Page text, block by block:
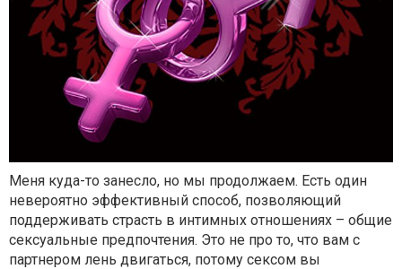
Меня куда-то занесло, но мы продолжаем. Есть один
невероятно эффективный способ, позволяющий
поддерживать страсть в интимных отношениях – общие
сексуальные предпочтения. Это не про то, что вам с
партнером лень двигаться, потому сексом вы